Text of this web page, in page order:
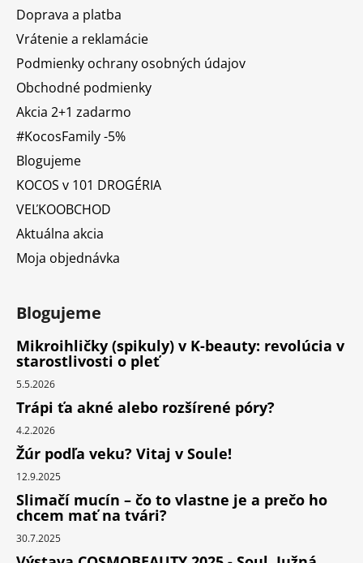
Doprava a platba
Vrátenie a reklamácie
Podmienky ochrany osobných údajov
Obchodné podmienky
Akcia 2+1 zadarmo
#KocosFamily -5%
Blogujeme
KOCOS v 101 DROGÉRIA
VEĽKOOBCHOD
Aktuálna akcia
Moja objednávka
Blogujeme
Mikroihličky (spikuly) v K-beauty: revolúcia v
starostlivosti o pleť
5.5.2026
Trápi ťa akné alebo rozšírené póry?
4.2.2026
Žúr podľa veku? Vitaj v Soule!
12.9.2025
Slimačí mucín – čo to vlastne je a prečo ho
chcem mať na tvári?
30.7.2025